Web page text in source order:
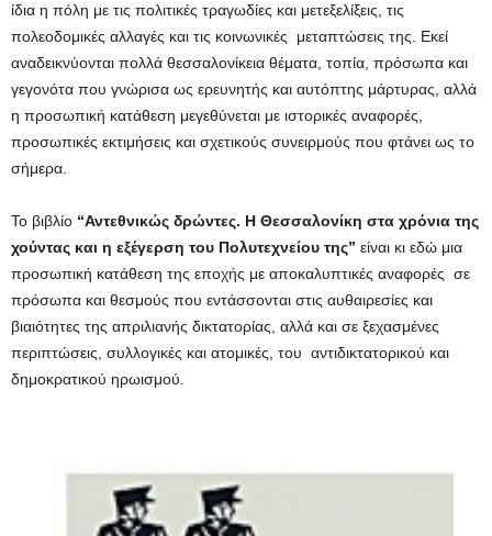
ίδια η πόλη με τις πολιτικές τραγωδίες και μετεξελίξεις, τις
πολεοδομικές αλλαγές και τις κοινωνικές μεταπτώσεις της. Εκεί
αναδεικνύονται πολλά θεσσαλονίκεια θέματα, τοπία, πρόσωπα και
γεγονότα που γνώρισα ως ερευνητής και αυτόπτης μάρτυρας, αλλά
η προσωπική κατάθεση μεγεθύνεται με ιστορικές αναφορές,
προσωπικές εκτιμήσεις και σχετικούς συνειρμούς που φτάνει ως το
σήμερα.
Το βιβλίο “Αντεθνικώς δρώντες. Η Θεσσαλονίκη στα χρόνια της
χούντας και η εξέγερση του Πολυτεχνείου της” είναι κι εδώ μια
προσωπική κατάθεση της εποχής με αποκαλυπτικές αναφορές σε
πρόσωπα και θεσμούς που εντάσσονται στις αυθαιρεσίες και
βιαιότητες της απριλιανής δικτατορίας, αλλά και σε ξεχασμένες
περιπτώσεις, συλλογικές και ατομικές, του αντιδικτατορικού και
δημοκρατικού ηρωισμού.